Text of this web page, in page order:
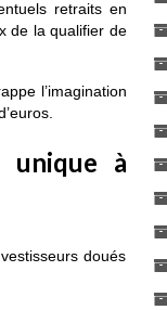
retraits en
de la qualifier de
l’imagination
unique à
doués